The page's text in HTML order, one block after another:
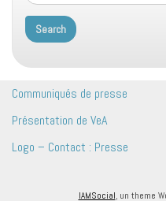
Communiqués de presse
Présentation de VeA
Logo – Contact : Presse
IAMSocial, un theme